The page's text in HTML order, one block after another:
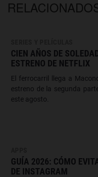
CIEN AÑOS DE
ESTRENO DE NETFLIX
El ferrocarril llega a
estreno de la segunda
este agosto.
GUÍA 2026: CÓMO
DE INSTAGRAM